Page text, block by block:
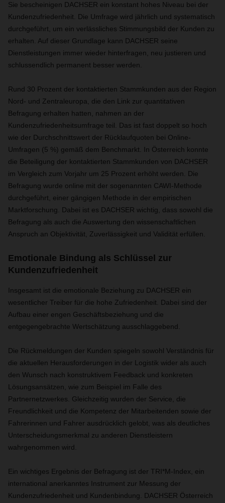
Sie bescheinigen DACHSER ein konstant hohes Niveau bei der
Kundenzufriedenheit. Die Umfrage wird jährlich und systematisch
durchgeführt, um ein verlässliches Stimmungsbild der Kunden zu
erhalten. Auf dieser Grundlage kann DACHSER seine
Dienstleistungen immer wieder hinterfragen, neu justieren und
schlussendlich permanent besser werden.
Rund 30 Prozent der kontaktierten Stammkunden aus der Region
Nord- und Zentraleuropa, die den Link zur quantitativen
Befragung erhalten hatten, nahmen an der
Kundenzufriedenheitsumfrage teil. Das ist fast doppelt so hoch
wie der Durchschnittswert der Rücklaufquoten bei Online-
Umfragen (5 %) gemäß dem Benchmarkt. In Österreich konnte
die Beteiligung der kontaktierten Stammkunden von DACHSER
im Vergleich zum Vorjahr um 25 Prozent erhöht werden. Die
Befragung wurde online mit der sogenannten CAWI-Methode
durchgeführt, einer gängigen Methode in der empirischen
Marktforschung. Dabei ist es DACHSER wichtig, dass sowohl die
Befragung als auch die Auswertung den wissenschaftlichen
Anspruch an Objektivität, Zuverlässigkeit und Validität erfüllen.
Emotionale Bindung als Schlüssel zur
Kundenzufriedenheit
Insgesamt ist die emotionale Beziehung zu DACHSER ein
wesentlicher Treiber für die hohe Zufriedenheit. Dabei sind der
Aufbau einer engen Geschäftsbeziehung und die
entgegengebrachte Wertschätzung ausschlaggebend.
Die Rückmeldungen der Kunden spiegeln sowohl Verständnis für
die aktuellen Herausforderungen in der Logistik wider als auch
den Wunsch nach konstruktivem Feedback und konkreten
Lösungsansätzen, wie zum Beispiel im Falle des
Partnernetzwerkes. Gleichzeitig wurden der Service, die
Freundlichkeit und die Kompetenz der Mitarbeitenden sowie der
Fahrerinnen und Fahrer ausdrücklich gelobt, was als deutliches
Unterscheidungsmerkmal zu anderen Dienstleistern
wahrgenommen wird.
Ein wichtiges Ergebnis der Befragung ist der TRI*M-Index, ein
international anerkanntes Instrument zur Messung der
Kundenzufriedenheit und Kundenbindung. DACHSER Österreich